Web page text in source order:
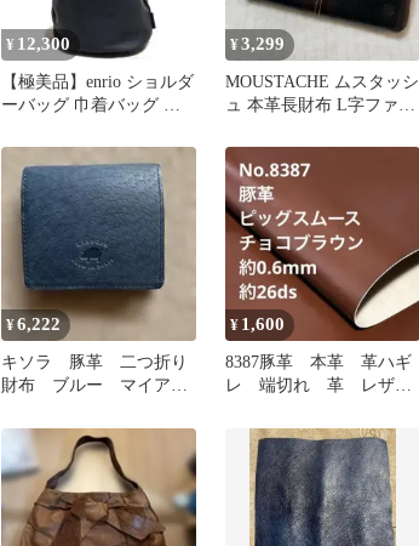
¥ 12,300
【極美品】enrio ショルダ
ーバッグ 巾着バッグ 黒
¥3,299
MOUSTACHE ムスタッシ
ュ 本革長財布 L字ファス
¥6,222
キソラ 豚革 二つ折り
財布 ブルー マイアー
¥ 1,600
8387豚革 本革 革ハギ
レ 端切れ 革 レザー